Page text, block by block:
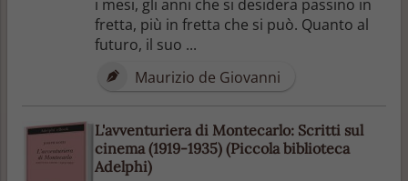
i mesi, gli anni che si desidera passino in
fretta, più in fretta che si può. Quanto al
futuro, il suo ...
Maurizio de Giovanni
L'avventuriera di Montecarlo: Scritti sul
cinema (1919-1935) (Piccola biblioteca
Adelphi)